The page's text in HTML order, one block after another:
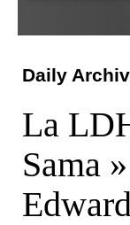
Daily
La
Sama